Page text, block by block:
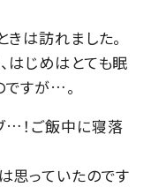
きは訪れました。
はじめはとても眠
ですが…。
…！ご飯中に寝落
思っていたのです